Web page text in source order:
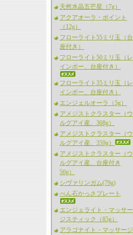
天然水晶五芒星（7g）
アクアオーラ・ポイント
（12g）
フローライト55ミリ玉（台
座付き）
フローライト50ミリ玉（レ
インボー、台座付き）
フローライト35ミリ玉（レ
インボー、台座付き）
エンジェルオーラ（5g）
アメジストクラスター（ウ
ルグアイ産、368g）
アメジストクラスター（ウ
ルグアイ産、359g）
アメジストクラスター（ウ
ルグアイ産、台座付き
50g）
シヴァリンガム(79g)
べん石かっさプレート
エンジェライト・マッサー
ジスティック（85g）
アラゴナイト・マッサージ